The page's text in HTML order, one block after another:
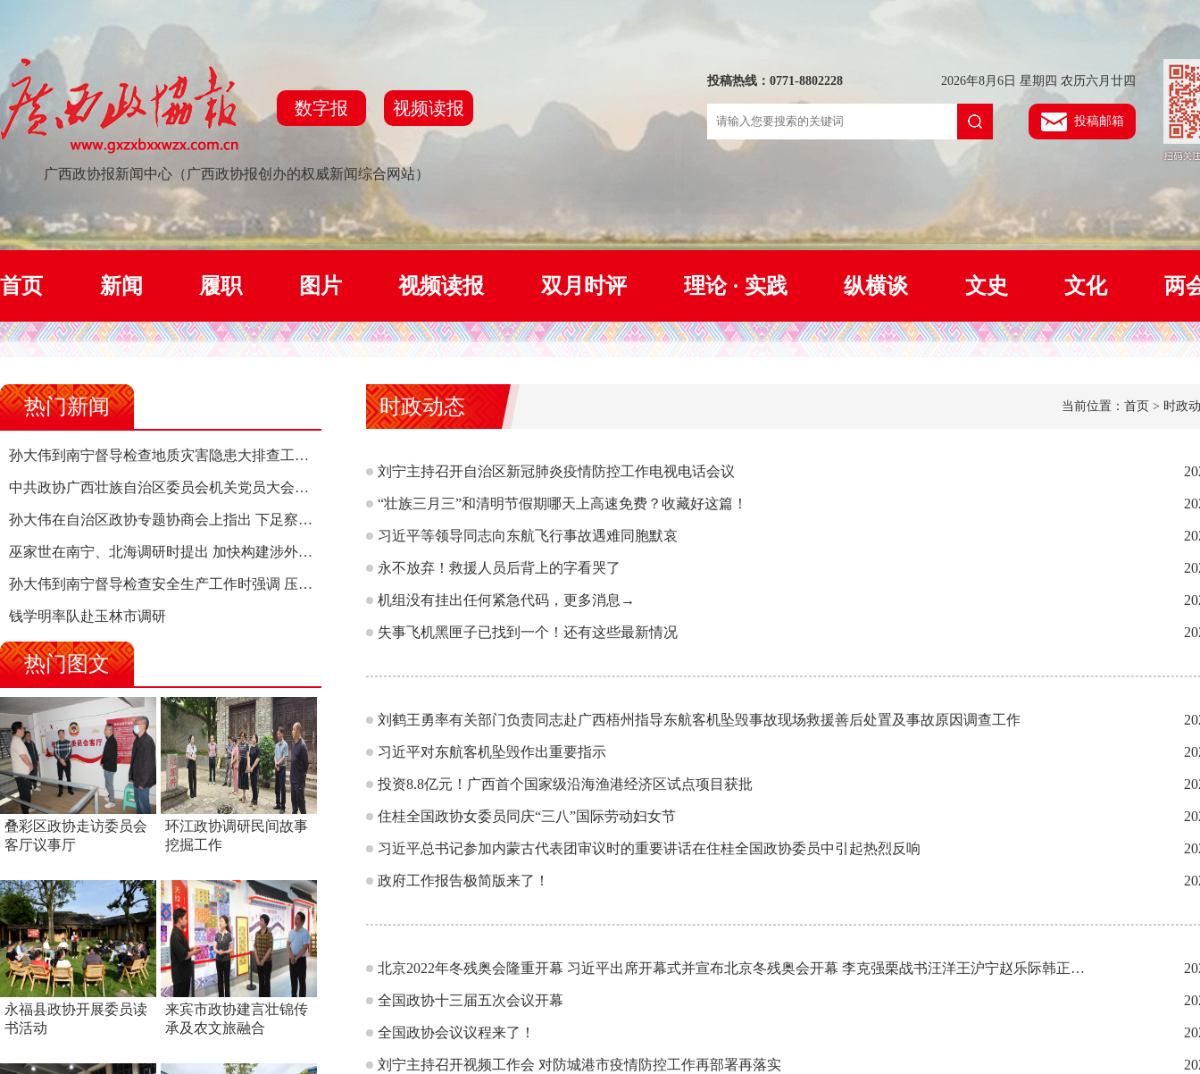
数字报 视频读报
广西政协报新闻中心（广西政协报创办的权威新闻综合网站）
投稿热线：0771-8802228 2026年8月6日 星期四 农历六月廿四
投稿邮箱
首页 新闻 履职 图片 视频读报 双月时评 理论 · 实践 纵横谈 文史 文化 两
热门新闻
孙大伟到南宁督导检查地质灾害隐患大排查工作时强调 筑牢地质灾害安全防线 全力保障人民群众生命财产安全
中共政协广西壮族自治区委员会机关党员大会召开 选举产生新一届机关党委、机关纪委
孙大伟在自治区政协专题协商会上指出 下足察识谋督之功 恪尽服务大局之责 助推有色金属、关键金属产业高质量发展
巫家世在南宁、北海调研时提出 加快构建涉外法律供给集群 护航向海经济高质量发展
孙大伟到南宁督导检查安全生产工作时强调 压紧压实责任 狠抓隐患整治 坚决筑牢安全生产防线
钱学明率队赴玉林市调研
热门图文
叠彩区政协走访委员会
客厅议事厅
环江政协调研民间故事
挖掘工作
永福县政协开展委员读
书活动
来宾市政协建言壮锦传
承及农文旅融合
时政动态 当前位置：首页 > 时政
刘宁主持召开自治区新冠肺炎疫情防控工作电视电话会议
“壮族三月三”和清明节假期哪天上高速免费？收藏好这篇！
习近平等领导同志向东航飞行事故遇难同胞默哀
永不放弃！救援人员后背上的字看哭了
机组没有挂出任何紧急代码，更多消息→
失事飞机黑匣子已找到一个！还有这些最新情况
刘鹤王勇率有关部门负责同志赴广西梧州指导东航客机坠毁事故现场救援善后处置及事故原因调查工作
习近平对东航客机坠毁作出重要指示
投资8.8亿元！广西首个国家级沿海渔港经济区试点项目获批
住桂全国政协女委员同庆“三八”国际劳动妇女节
习近平总书记参加内蒙古代表团审议时的重要讲话在住桂全国政协委员中引起热烈反响
政府工作报告极简版来了！
北京2022年冬残奥会隆重开幕 习近平出席开幕式并宣布北京冬残奥会开幕 李克强栗战书汪洋王沪宁赵乐际韩正王岐山 国际残奥委会主席帕森斯出席
全国政协十三届五次会议开幕
全国政协会议议程来了！
刘宁主持召开视频工作会 对防城港市疫情防控工作再部署再落实